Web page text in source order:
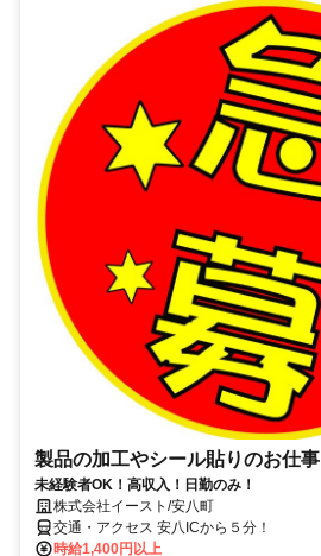
製品の加工やシール貼りのお仕事
未経験者OK！高収入！日勤のみ！
株式会社イースト/安八町
交通・アクセス 安八ICから５分！
時給1,400円以上